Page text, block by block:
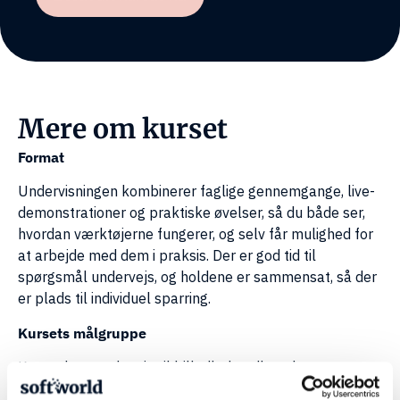
e
a
r
Mere om kurset
Format
Undervisningen kombinerer faglige gennemgange, live-
demonstrationer og praktiske øvelser, så du både ser,
hvordan værktøjerne fungerer, og selv får mulighed for
at arbejde med dem i praksis. Der er god tid til
spørgsmål undervejs, og holdene er sammensat, så der
er plads til individuel sparring.
Kursets målgruppe
Kurset henvender sig til billedbehandlere, kunstnere,
designere og andre, der ønsker at udforske de mange